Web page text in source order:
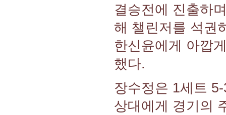
결승전에 진출하
해 챌린저를 석권
한신윤에게 아깝
했다.
장수정은 1세트
상대에게 경기의